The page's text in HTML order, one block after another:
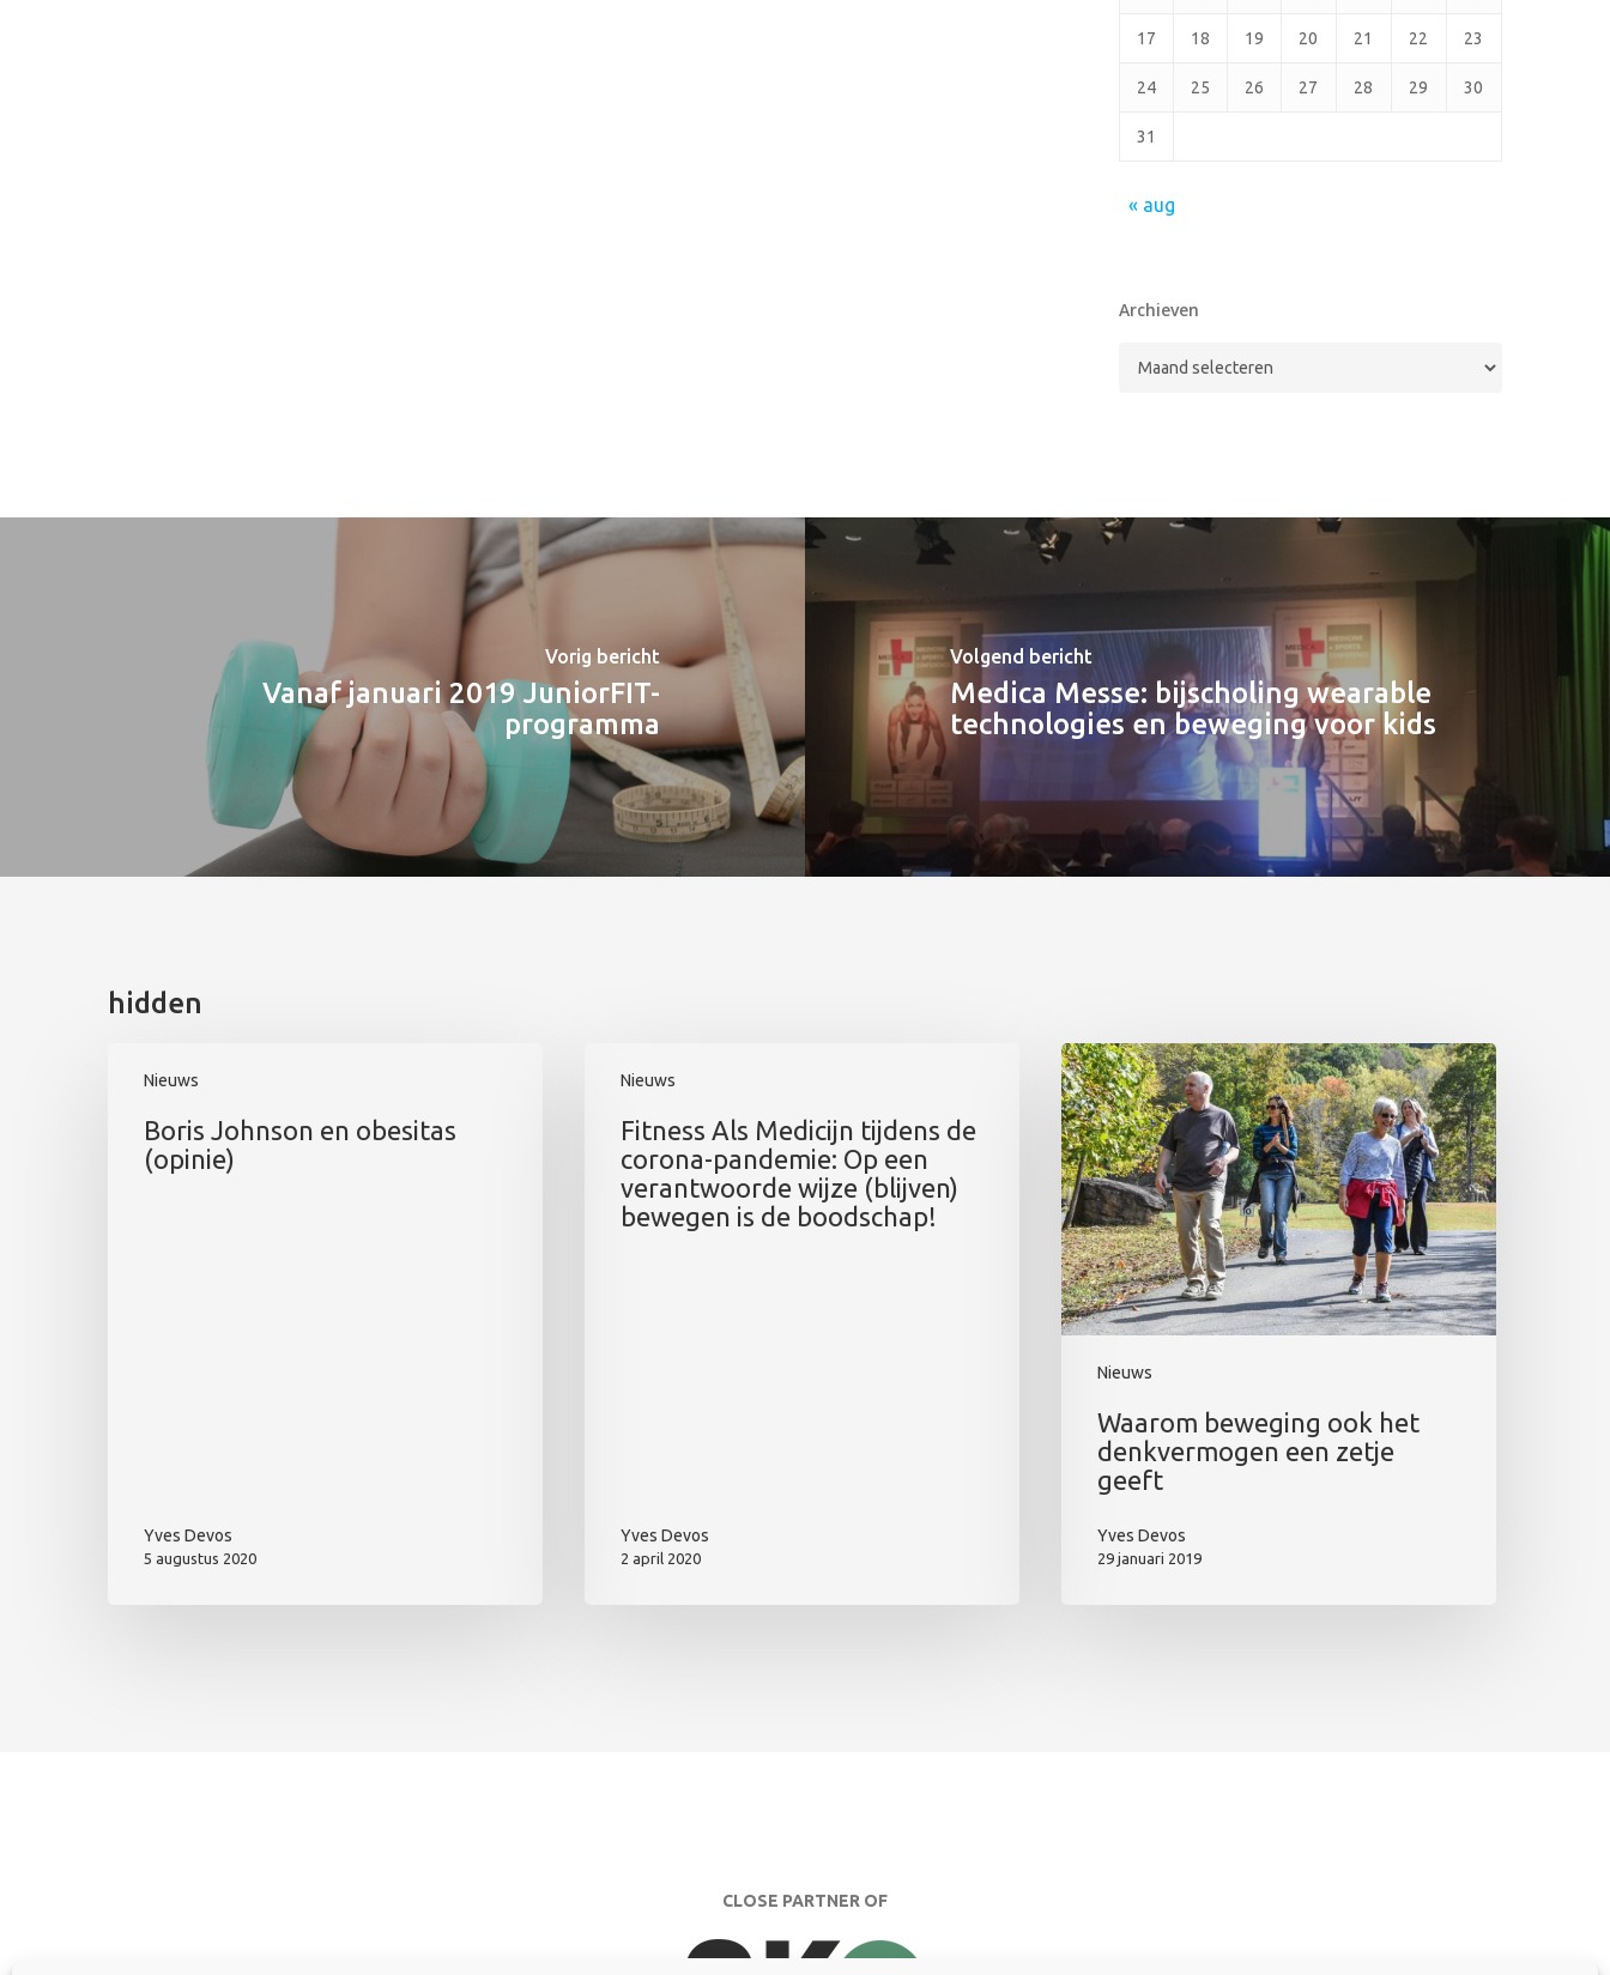
17 18 19 20 21 22 23
24 25 26 27 28 29 30
31
« aug
Archieven
Vorig bericht
Vanaf januari 2019 JuniorFIT-
programma
Volgend bericht
Medica Messe: bijscholing wearable
technologies en beweging voor kids
hidden
Nieuws
Boris Johnson en obesitas
(opinie)
Yves Devos
5 augustus 2020
Nieuws
Fitness Als Medicijn tijdens de
corona-pandemie: Op een
verantwoorde wijze (blijven)
bewegen is de boodschap!
Yves Devos
2 april 2020
Nieuws
Waarom beweging ook het
denkvermogen een zetje
geeft
Yves Devos
29 januari 2019
CLOSE PARTNER OF